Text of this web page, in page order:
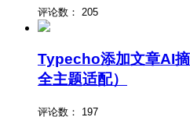
评论数： 205
Typecho添加文章AI
全主题适配）
评论数： 197